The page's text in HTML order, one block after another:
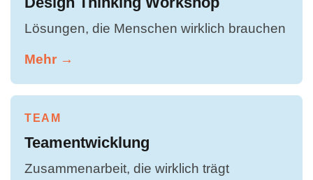
Lösungen, die Menschen wirklich brauchen
Mehr →
TEAM
Teamentwicklung
Zusammenarbeit, die wirklich trägt